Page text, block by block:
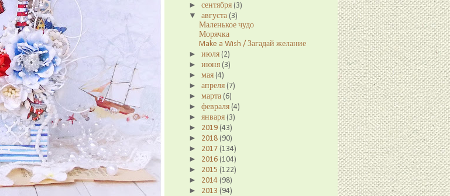
► сентября (3)
▼ августа (3)
Маленькое чудо
Морячка
Make a Wish / Загадай желание
► июля (2)
► июня (3)
► мая (4)
► апреля (7)
► марта (6)
► февраля (4)
► января (3)
► 2019 (43)
► 2018 (90)
► 2017 (134)
► 2016 (104)
► 2015 (122)
► 2014 (98)
► 2013 (94)